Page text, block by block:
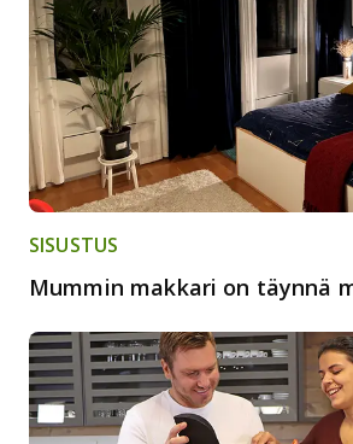
SISUSTUS
Mummin makkari on täynnä